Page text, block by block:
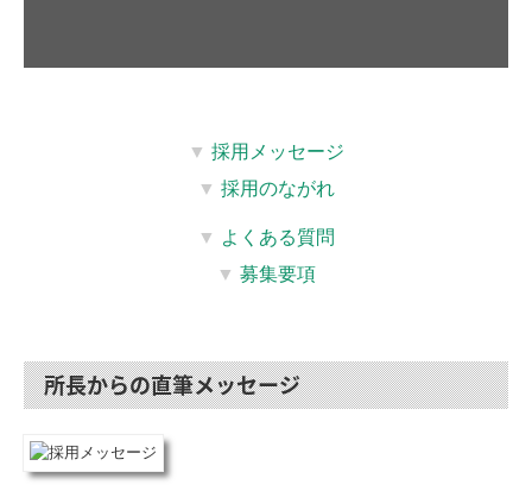
▼ 採用メッセージ
▼ 採用のながれ
▼ よくある質問
▼ 募集要項
所長からの直筆メッセージ